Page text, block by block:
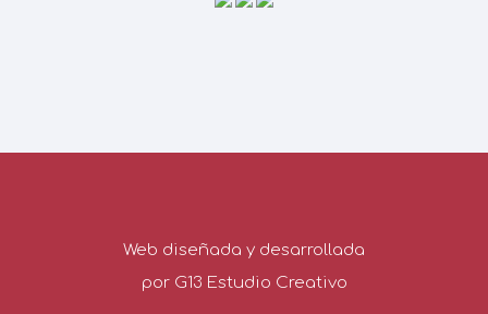
Web diseñada y desarrollada
por G13 Estudio Creativo